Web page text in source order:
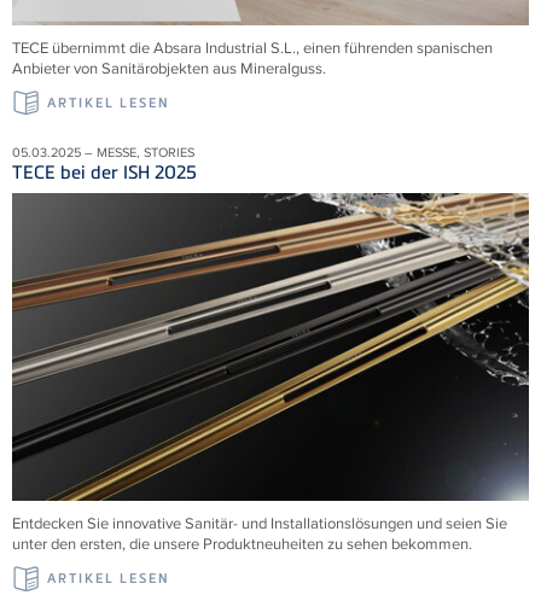
TECE übernimmt dieAbsara Industrial S.L., einen führenden spanischen
Anbieter von Sanitärobjekten aus Mineralguss.
ARTIKEL LESEN
05.03.2025 – MESSE, STORIES
TECE bei der ISH 2025
Entdecken Sie innovative Sanitär- und Installationslösungen und seien Sie
unter den ersten, die unsere Produktneuheiten zu sehen bekommen.
ARTIKEL LESEN